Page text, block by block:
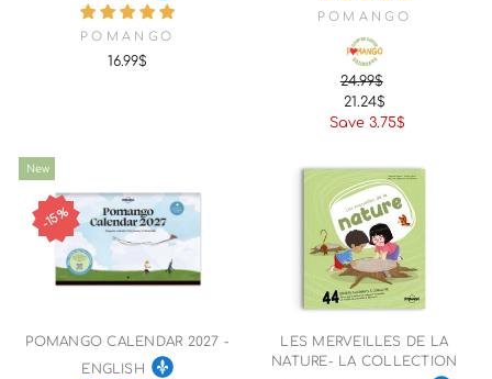
POMANGO
16.99$
POMANGO
Regular
price
24.99$
Sale
price
21.24$
Save 3.75$
15%
New
POMANGO CALENDAR 2027 -
ENGLISH
LES MERVEILLES DE LA
NATURE- LA COLLECTION